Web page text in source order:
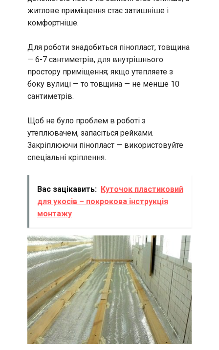
житлове приміщення стає затишніше і
комфортніше.
Для роботи знадобиться пінопласт, товщина
— 6-7 сантиметрів, для внутрішнього
простору приміщення; якщо утепляете з
боку вулиці — то товщина — не менше 10
сантиметрів.
Щоб не було проблем в роботі з
утеплювачем, запасіться рейками.
Закріплюючи пінопласт — використовуйте
спеціальні кріплення.
Вас зацікавить: Куточок пластиковий
для укосів – покрокова інструкція
монтажу